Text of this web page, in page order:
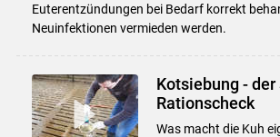
Euterentzündungen bei Bedarf korrekt
Neuinfektionen vermieden werden.
Kotsiebung -
Rationscheck
Was macht die Kuh